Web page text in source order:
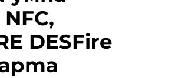
DESFire